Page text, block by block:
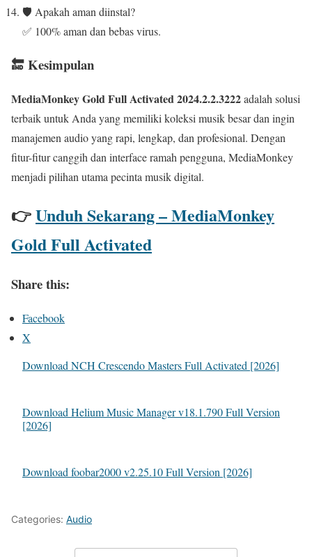
🛡️ Apakah aman diinstal?
✅ 100% aman dan bebas virus.
🔚 Kesimpulan
MediaMonkey Gold Full Activated 2024.2.2.3222adalah solusi
terbaik untuk Anda yang memiliki koleksi musik besar dan ingin
manajemen audio yang rapi, lengkap, dan profesional. Dengan
fitur-fitur canggih dan interface ramah pengguna, MediaMonkey
menjadi pilihan utama pecinta musik digital.
👉Unduh Sekarang – MediaMonkey
Gold Full Activated
Share this:
Facebook
X
Download NCH Crescendo Masters Full Activated [2026]
Download Helium Music Manager v18.1.790 Full Version
[2026]
Download foobar2000 v2.25.10 Full Version [2026]
Categories: Audio